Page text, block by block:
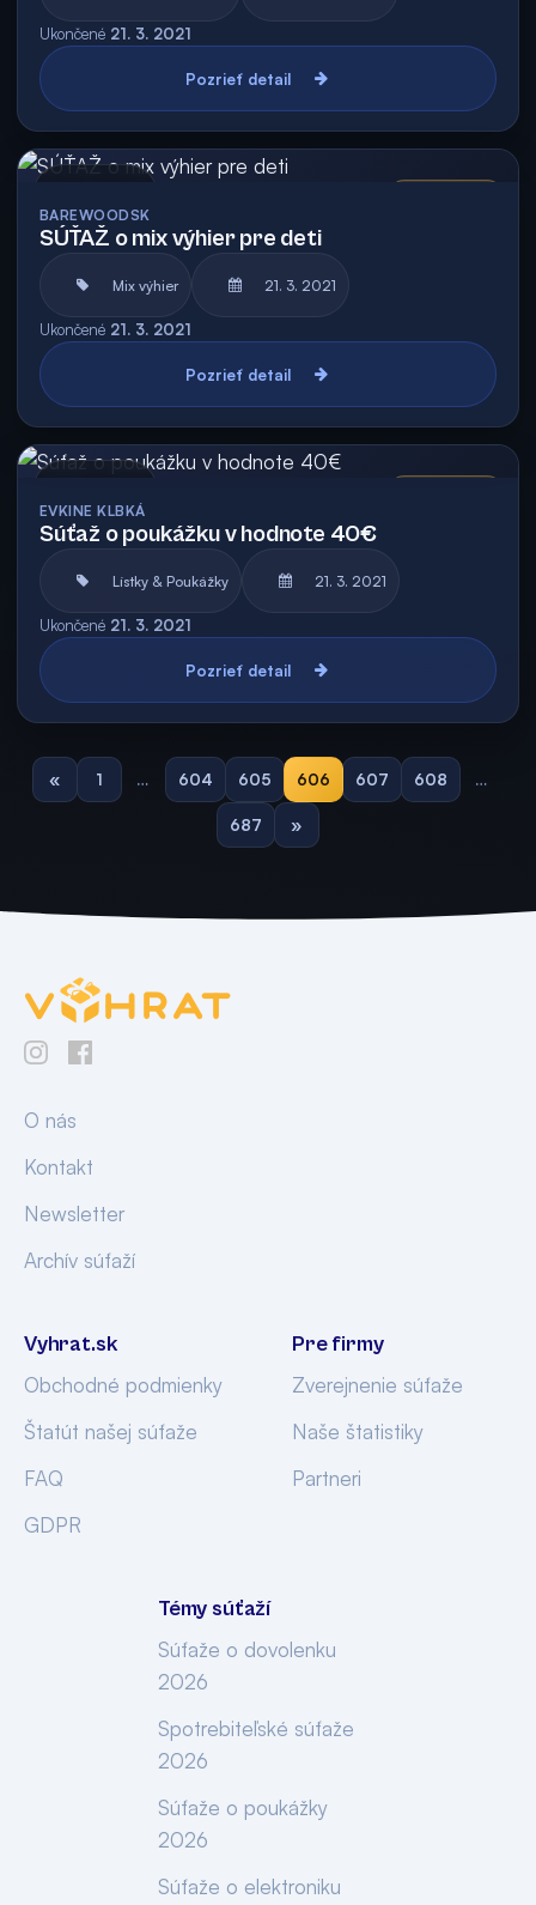
Ukončené 21. 3. 2021
Pozrieť detail
BAREWOODSK
SÚŤAŽ o mix výhier pre deti
Mix výhier 21. 3. 2021
Ukončené 21. 3. 2021
Pozrieť detail
EVKINE KLBKÁ
Súťaž o poukážku v hodnote 40€
Lístky & Poukážky 21. 3. 2021
Ukončené 21. 3. 2021
Pozrieť detail
« 1 … 604 605 606 607 608 …
687 »
O nás
Kontakt
Newsletter
Archív súťaží
Vyhrat.sk
Obchodné podmienky
Štatút našej súťaže
FAQ
GDPR
Pre firmy
Zverejnenie súťaže
Naše štatistiky
Partneri
Témy súťaží
Súťaže o dovolenku
2026
Spotrebiteľské súťaže
2026
Súťaže o poukážky
2026
Súťaže o elektroniku